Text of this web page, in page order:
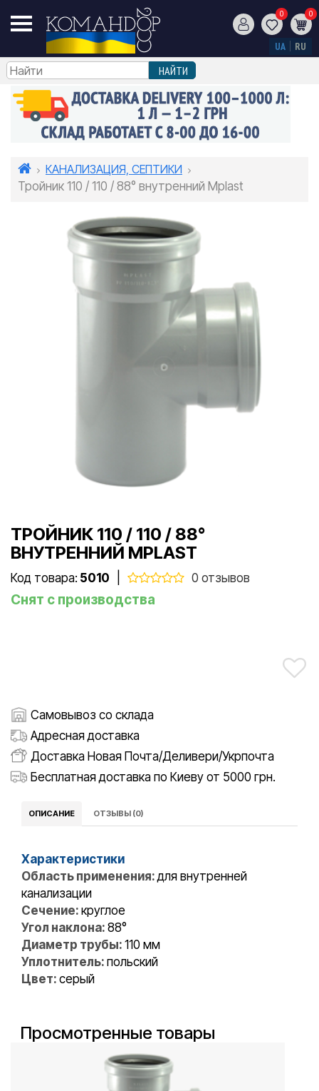
0 0
UA RU
КАНАЛИЗАЦИЯ, СЕПТИКИ
Тройник 110 / 110 / 88° внутренний Mplast
ТРОЙНИК 110 / 110 / 88°
ВНУТРЕННИЙ MPLAST
Код товара: 5010 0 отзывов
Снят с производства
Самовывоз со склада
Адресная доставка
Доставка Новая Почта/Деливери/Укрпочта
Бесплатная доставка по Киеву от 5000 грн.
ОПИСАНИЕ ОТЗЫВЫ (0)
Характеристики
Область применения:для внутренней
канализации
Сечение: круглое
Угол наклона: 88°
Диаметр трубы: 110 мм
Уплотнитель: польский
Цвет: серый
Просмотренные товары